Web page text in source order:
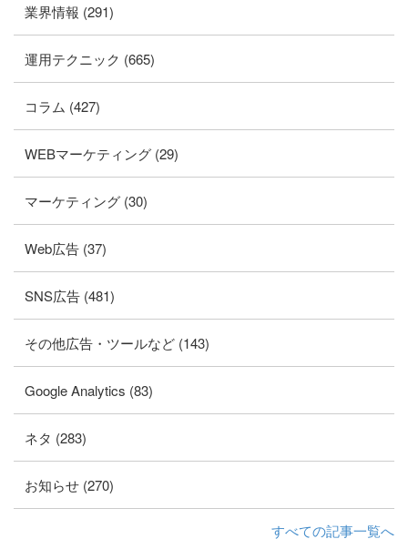
業界情報 (291)
運用テクニック (665)
コラム (427)
WEBマーケティング (29)
マーケティング (30)
Web広告 (37)
SNS広告 (481)
その他広告・ツールなど (143)
Google Analytics (83)
ネタ (283)
お知らせ (270)
すべての記事一覧へ